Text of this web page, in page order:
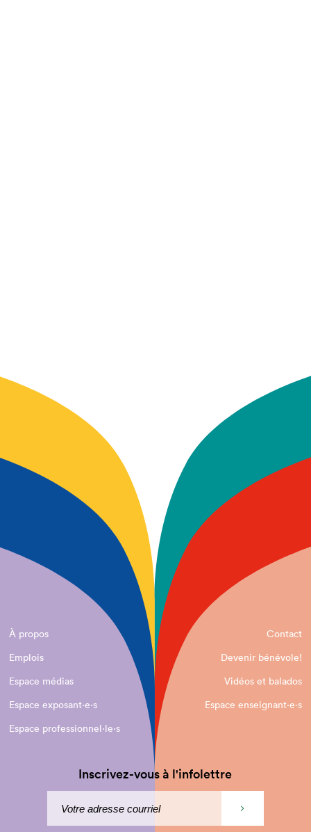
À propos
Contact
Emplois
Devenir bénévole!
Espace médias
Vidéos et balados
Espace exposant·e⋅s
Espace enseignant·e⋅s
Espace professionnel·le⋅s
Inscrivez-vous à l'infolettre